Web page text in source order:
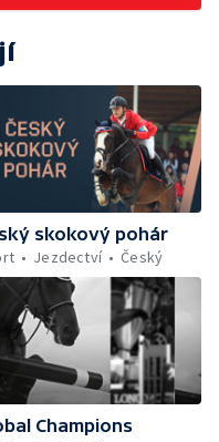
skokový pohár
Jezdectví Český
Champions